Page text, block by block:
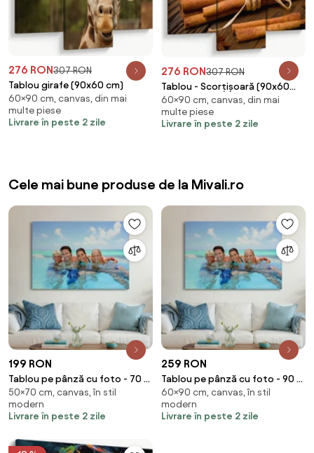
276 RON 307 RON
Tablou girafe (90x60 cm)
60×90 cm, canvas, din mai
multe piese
Livrare în peste 2 zile
276 RON307 RON
Tablou - Scorțișoară (90x60
cm)
60×90 cm, canvas, din mai
multe piese
Livrare în peste 2 zile
Cele mai bune produse de la Mivali.ro
199 RON
Tablou pe pânză cu foto - 70 x
50 cm (70x50 cm)
50×70 cm, canvas, în stil
modern
Livrare în peste 2 zile
259 RON
Tablou pe pânză cu foto - 90 x
60 cm (90x60 cm)
60×90 cm, canvas, în stil
modern
Livrare în peste 2 zile